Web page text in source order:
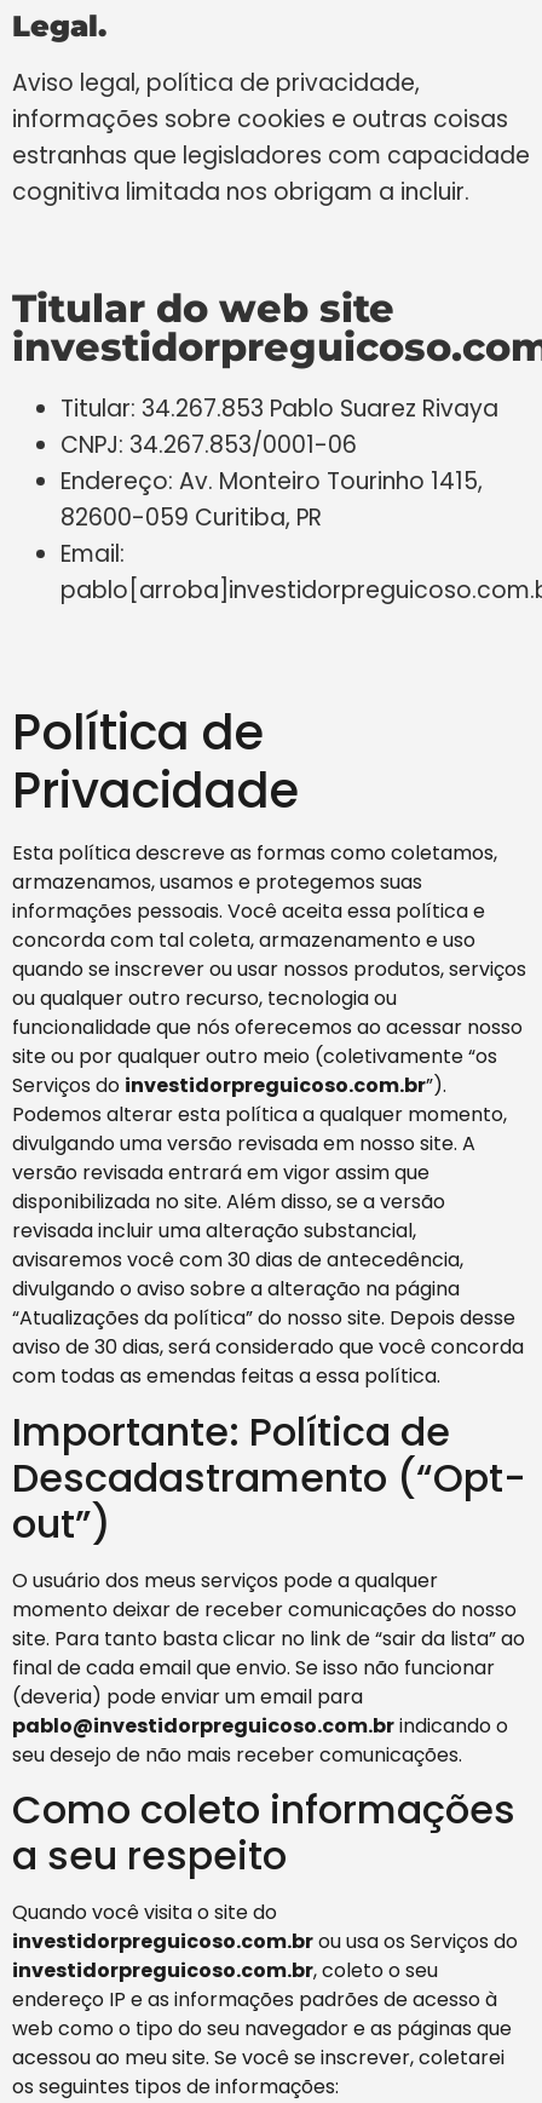
Legal.
Aviso legal, política de privacidade,
informações sobre cookies e outras coisas
estranhas que legisladores com capacidade
cognitiva limitada nos obrigam a incluir.
Titular do web site
Titular: 34.267.853 Pablo Suarez Rivaya
CNPJ: 34.267.853/0001-06
Endereço: Av. Monteiro Tourinho 1415,
82600-059 Curitiba, PR
Email:
Política de
Privacidade
Esta política descreve as formas como coletamos,
armazenamos, usamos e protegemos suas
informações pessoais. Você aceita essa política e
concorda com tal coleta, armazenamento e uso
quando se inscrever ou usar nossos produtos, serviços
ou qualquer outro recurso, tecnologia ou
funcionalidade que nós oferecemos ao acessar nosso
site ou por qualquer outro meio (coletivamente “os
Serviços do investidorpreguicoso.com.br”).
Podemos alterar esta política a qualquer momento,
divulgando uma versão revisada em nosso site. A
versão revisada entrará em vigor assim que
disponibilizada no site. Além disso, se a versão
revisada incluir uma alteração substancial,
avisaremos você com 30 dias de antecedência,
divulgando o aviso sobre a alteração na página
“Atualizações da política” do nosso site. Depois desse
aviso de 30 dias, será considerado que você concorda
com todas as emendas feitas a essa política.
Importante: Política de
Descadastramento (“Opt-
out”)
O usuário dos meus serviços pode a qualquer
momento deixar de receber comunicações do nosso
site. Para tanto basta clicar no link de “sair da lista” ao
final de cada email que envio. Se isso não funcionar
(deveria) pode enviar um email para
pablo@investidorpreguicoso.com.brindicando o
seu desejo de não mais receber comunicações.
Como coleto informações
a seu respeito
Quando você visita o site do
investidorpreguicoso.com.brou usa os Serviços do
investidorpreguicoso.com.br, coleto o seu
endereço IP e as informações padrões de acesso à
web como o tipo do seu navegador e as páginas que
acessou ao meu site. Se você se inscrever, coletarei
os seguintes tipos de informações: